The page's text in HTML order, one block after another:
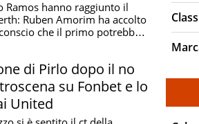
Ramos hanno raggiunto il
Ruben Amorim ha accolto
che il primo potrebbe
di Pirlo dopo il no
su Fonbet e lo
United